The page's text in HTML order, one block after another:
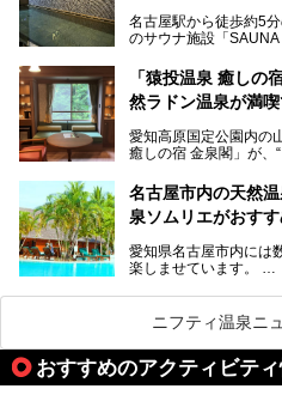
くある点が魅力です！
お好みの温泉施設を見
名古屋駅から徒歩約5
のサウナ施設「SAUNA
「名古屋駅周辺ってサ
にするだけあり、ア
今回は普段は男性専用
さっそく取材してきま
「猿投温泉 癒しの
然ラドン温泉が満
愛知高原国定公園内の
癒しの宿 金泉閣」が、
天然ラドン温泉が堪能
室、地元の食材と温
ご紹介します。
名古屋市内の天然
泉ソムリエがおす
愛知県名古屋市内には
楽しませています。
ムリエの目線で紹介し
名古屋市内にはスーパ
行こうかな？」と悩ん
ぜひこの記事を参考に
てみるのはいかがでし
ニフティ温泉ニ
おすすめのアクティビテ